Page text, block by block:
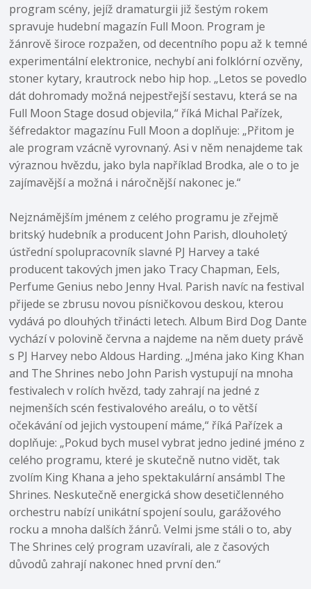
program scény, jejíž dramaturgii již šestým rokem
spravuje hudební magazín Full Moon. Program je
žánrově široce rozpažen, od decentního popu až k temné
experimentální elektronice, nechybí ani folklórní ozvěny,
stoner kytary, krautrock nebo hip hop. „Letos se povedlo
dát dohromady možná nejpestřejší sestavu, která se na
Full Moon Stage dosud objevila,“ říká Michal Pařízek,
šéfredaktor magazínu Full Moon a doplňuje: „Přitom je
ale program vzácně vyrovnaný. Asi v něm nenajdeme tak
výraznou hvězdu, jako byla například Brodka, ale o to je
zajímavější a možná i náročnější nakonec je.“
Nejznámějším jménem z celého programu je zřejmě
britský hudebník a producent John Parish, dlouholetý
ústřední spolupracovník slavné PJ Harvey a také
producent takových jmen jako Tracy Chapman, Eels,
Perfume Genius nebo Jenny Hval. Parish navíc na festival
přijede se zbrusu novou písničkovou deskou, kterou
vydává po dlouhých třinácti letech. Album Bird Dog Dante
vychází v polovině června a najdeme na něm duety právě
s PJ Harvey nebo Aldous Harding. „Jména jako King Khan
and The Shrines nebo John Parish vystupují na mnoha
festivalech v rolích hvězd, tady zahrají na jedné z
nejmenších scén festivalového areálu, o to větší
očekávání od jejich vystoupení máme,“ říká Pařízek a
doplňuje: „Pokud bych musel vybrat jedno jediné jméno z
celého programu, které je skutečně nutno vidět, tak
zvolím King Khana a jeho spektakulární ansámbl The
Shrines. Neskutečně energická show desetičlenného
orchestru nabízí unikátní spojení soulu, garážového
rocku a mnoha dalších žánrů. Velmi jsme stáli o to, aby
The Shrines celý program uzavírali, ale z časových
důvodů zahrají nakonec hned první den.“